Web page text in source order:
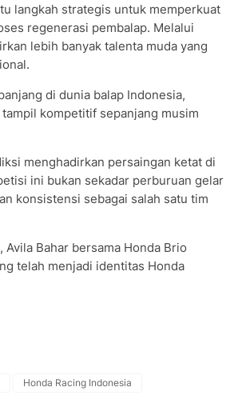
langkah strategis untuk memperkuat
regenerasi pembalap. Melalui
lebih banyak talenta muda yang
di dunia balap Indonesia,
kompetitif sepanjang musim
menghadirkan persaingan ketat di
ini bukan sekadar perburuan gelar
konsistensi sebagai salah satu tim
Bahar bersama Honda Brio
telah menjadi identitas Honda
Honda Racing Indonesia